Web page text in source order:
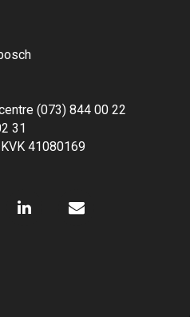
(073) 844 00 22
31
41080169